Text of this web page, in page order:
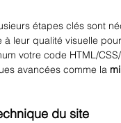
étapes clés sont
leur qualité visuelle
votre code HTML/
avancées comme la
du site